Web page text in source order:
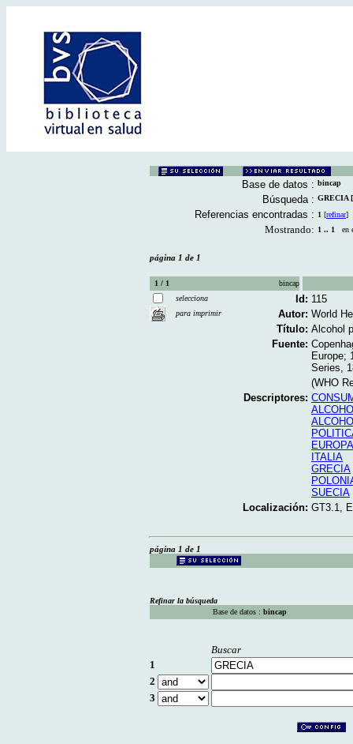
Base de datos : bincap
Búsqueda : GRECIA
Referencias encontradas : 1 [refinar]
Mostrando: 1 .. 1 en
página 1 de 1
1 / 1
bincap
selecciona
para imprimir
Id: 115
Autor: World
Título: Alcohol
Fuente:
Europe;
Series,
(WHO
Descriptores:
ITALIA
GRECIA
SUECIA
Localización: GT3.1,
página 1 de 1
Refinar la búsqueda
Base de datos : bincap
Buscar
1
2
3